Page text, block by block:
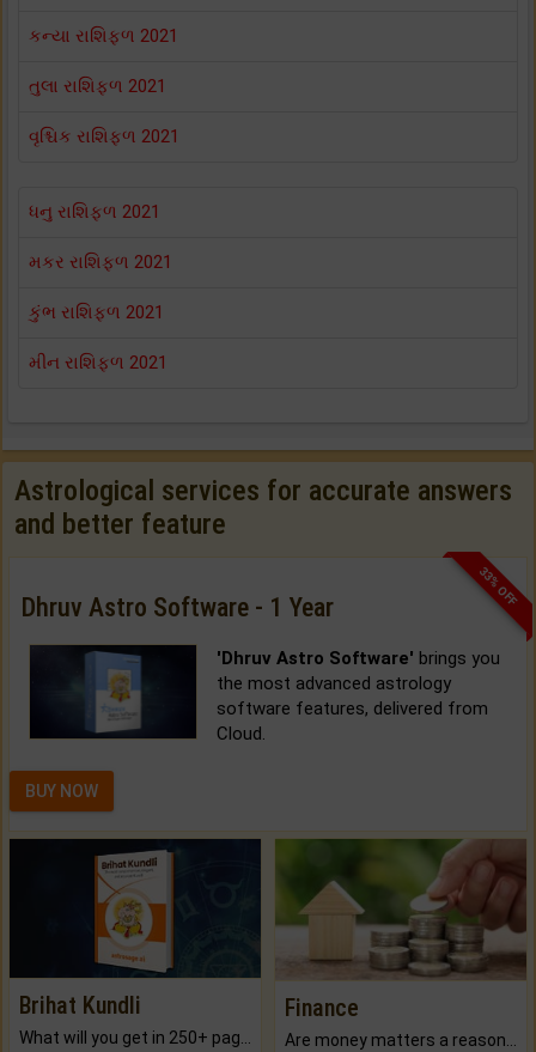
કન્યા રાશિફળ 2021
તુલા રાશિફળ 2021
વૃશ્ચિક રાશિફળ 2021
ધનુ રાશિફળ 2021
મકર રાશિફળ 2021
કુંભ રાશિફળ 2021
મીન રાશિફળ 2021
Astrological services for accurate answers
and better feature
33% OFF
Dhruv Astro Software - 1 Year
'Dhruv Astro Software' brings you
the most advanced astrology
software features, delivered from
Cloud.
BUY NOW
Brihat Kundli Finance